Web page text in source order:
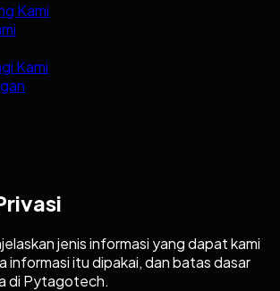
Kami
Kami
jenis informasi yang dapat kami
informasi itu dipakai, dan batas dasar
di Pytagotech.